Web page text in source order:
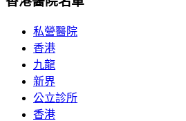
私營醫院
香港
九龍
新界
公立診所
香港